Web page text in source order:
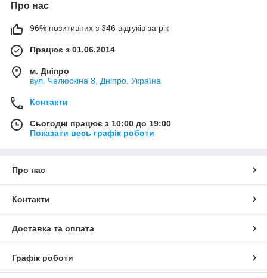
Про нас
96% позитивних з 346 відгуків за рік
Працює з 01.06.2014
м. Дніпро
вул. Челюскіна 8, Дніпро, Україна
Контакти
Сьогодні працює з 10:00 до 19:00
Показати весь графік роботи
Про нас
Контакти
Доставка та оплата
Графік роботи